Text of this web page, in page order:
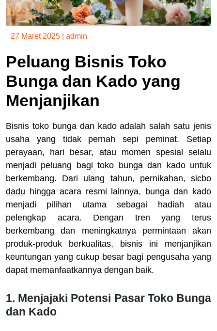
27 Maret 2025 admin
Peluang Bisnis Toko
Bunga dan Kado yang
Menjanjikan
Bisnis toko bunga dan kado adalah salah satu jenis
usaha yang tidak pernah sepi peminat. Setiap
perayaan, hari besar, atau momen spesial selalu
menjadi peluang bagi toko bunga dan kado untuk
berkembang. Dari ulang tahun, pernikahan, sicbo
dadu hingga acara resmi lainnya, bunga dan kado
menjadi pilihan utama sebagai hadiah atau
pelengkap acara. Dengan tren yang terus
berkembang dan meningkatnya permintaan akan
produk-produk berkualitas, bisnis ini menjanjikan
keuntungan yang cukup besar bagi pengusaha yang
dapat memanfaatkannya dengan baik.
1. Menjajaki Potensi Pasar Toko Bunga
dan Kado